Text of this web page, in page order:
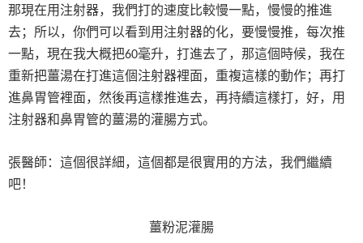
那現在用注射器，我們打的速度比較慢一點，慢慢的推進
去；所以，你們可以看到用注射器的化，要慢慢推，每次推
一點，現在我大概把60毫升，打進去了，那這個時候，我在
重新把薑湯在打進這個注射器裡面，重複這樣的動作；再打
進鼻胃管裡面，然後再這樣推進去，再持續這樣打，好，用
注射器和鼻胃管的薑湯的灌腸方式。
張醫師：這個很詳細，這個都是很實用的方法，我們繼續
吧！
薑粉泥灌腸